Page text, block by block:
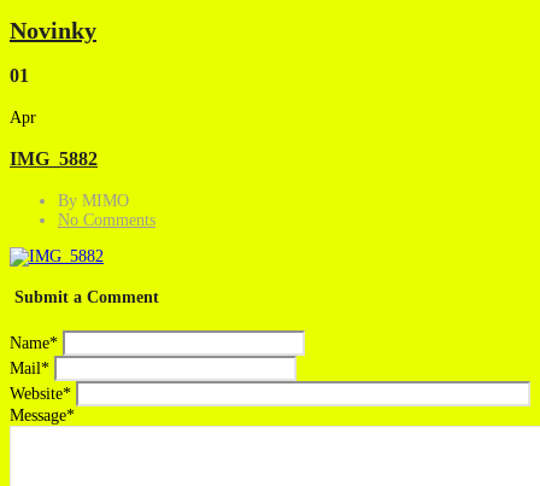
Novinky
01
Apr
IMG_5882
By MIMO
No Comments
Submit a Comment
Name*
Mail*
Website*
Message*